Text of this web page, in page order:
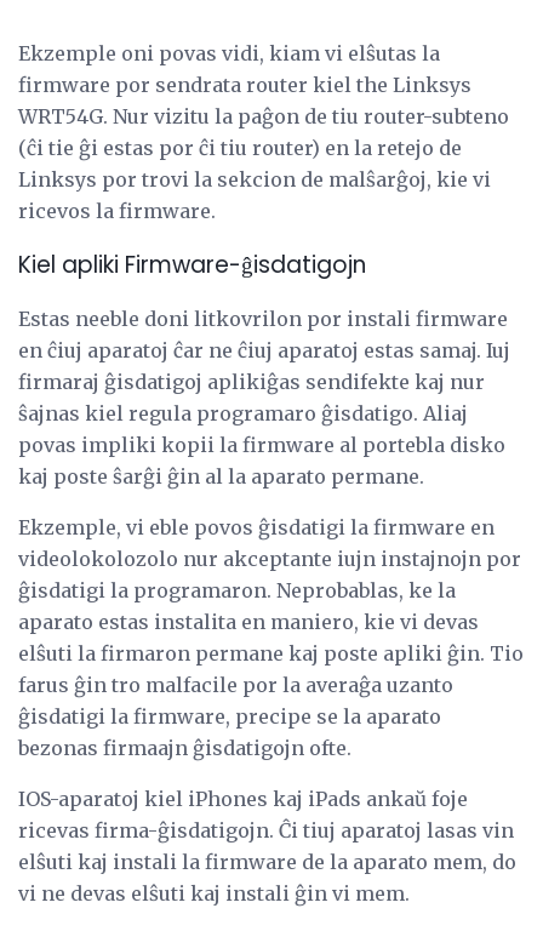
Ekzemple oni povas vidi, kiam vi elŝutas la
firmware por sendrata router kiel the Linksys
WRT54G. Nur vizitu la paĝon de tiu router-subteno
(ĉi tie ĝi estas por ĉi tiu router) en la retejo de
Linksys por trovi la sekcion de malŝarĝoj, kie vi
ricevos la firmware.
Kiel apliki Firmware-ĝisdatigojn
Estas neeble doni litkovrilon por instali firmware
en ĉiuj aparatoj ĉar ne ĉiuj aparatoj estas samaj. Iuj
firmaraj ĝisdatigoj aplikiĝas sendifekte kaj nur
ŝajnas kiel regula programaro ĝisdatigo. Aliaj
povas impliki kopii la firmware al portebla disko
kaj poste ŝarĝi ĝin al la aparato permane.
Ekzemple, vi eble povos ĝisdatigi la firmware en
videolokolozolo nur akceptante iujn instajnojn por
ĝisdatigi la programaron. Neprobablas, ke la
aparato estas instalita en maniero, kie vi devas
elŝuti la firmaron permane kaj poste apliki ĝin. Tio
farus ĝin tro malfacile por la averaĝa uzanto
ĝisdatigi la firmware, precipe se la aparato
bezonas firmaajn ĝisdatigojn ofte.
IOS-aparatoj kiel iPhones kaj iPads ankaŭ foje
ricevas firma-ĝisdatigojn. Ĉi tiuj aparatoj lasas vin
elŝuti kaj instali la firmware de la aparato mem, do
vi ne devas elŝuti kaj instali ĝin vi mem.